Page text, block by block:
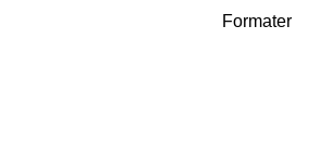
Formater